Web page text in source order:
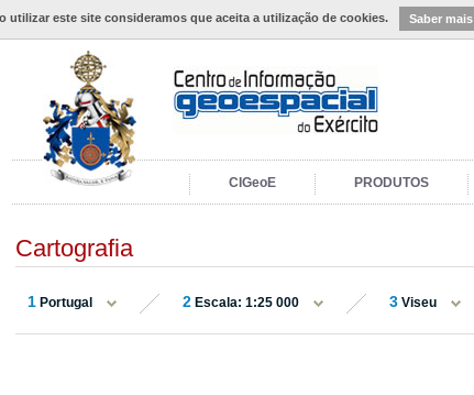
utilizar este site consideramos que aceita a utilização de cookies. Saber mais
CIGeoE PRODUTOS
Cartografia
1 Portugal 2 Escala: 1:25 000 3 Viseu